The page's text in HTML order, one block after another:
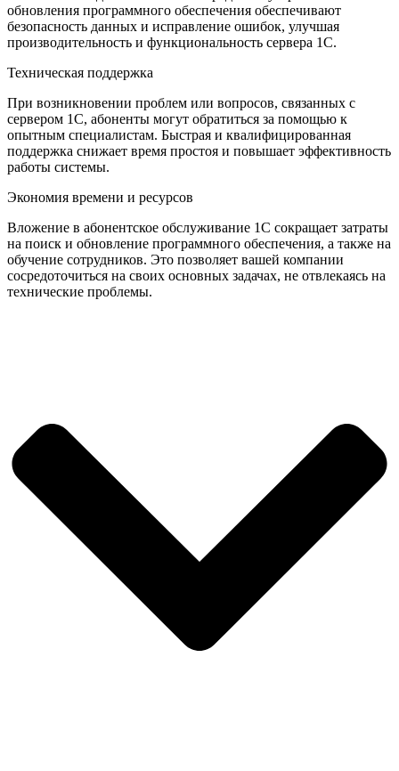
обновления программного обеспечения обеспечивают
безопасность данных и исправление ошибок, улучшая
производительность и функциональность сервера 1С.
Техническая поддержка
При возникновении проблем или вопросов, связанных с
сервером 1С, абоненты могут обратиться за помощью к
опытным специалистам. Быстрая и квалифицированная
поддержка снижает время простоя и повышает эффективность
работы системы.
Экономия времени и ресурсов
Вложение в абонентское обслуживание 1С сокращает затраты
на поиск и обновление программного обеспечения, а также на
обучение сотрудников. Это позволяет вашей компании
сосредоточиться на своих основных задачах, не отвлекаясь на
технические проблемы.